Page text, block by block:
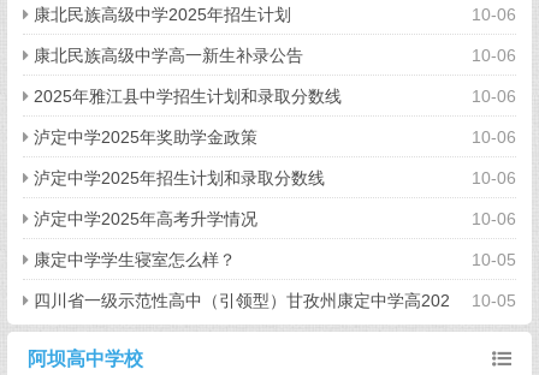
10-06
康北民族高级中学2025年招生计划
10-06
康北民族高级中学高一新生补录公告
10-06
2025年雅江县中学招生计划和录取分数线
10-06
泸定中学2025年奖助学金政策
10-06
泸定中学2025年招生计划和录取分数线
10-06
泸定中学2025年高考升学情况
10-05
康定中学学生寝室怎么样？
10-05
四川省一级示范性高中（引领型）甘孜州康定中学高202
阿坝高中学校